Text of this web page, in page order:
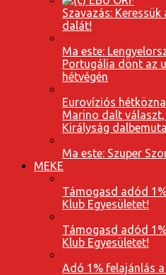
Szavazás:
dalát!
Ma este:
Portugália dönt az
hétvégén
Eurovíziós
Marino dalt választ,
Királyság
Ma este: Szuper
MEKE
Támogasd adód
Klub Egyesületet!
Támogasd adód
Klub Egyesületet!
Adó 1% felajánlás a